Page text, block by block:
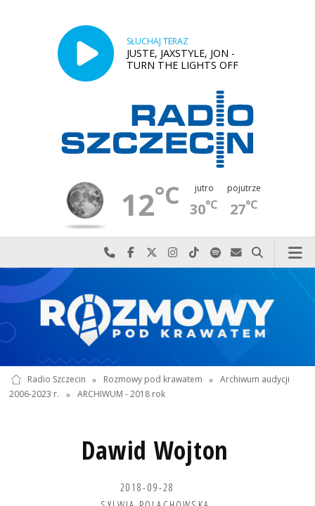
SŁUCHAJ TERAZ
JUSTE, JAXSTYLE, JON -
TURN THE LIGHTS OFF
12°C jutro
30°C
pojutrze
27°C
Najlepiej po prostu do nas zadzwoń
Odwiedź nas na Facebook-u
Odwiedź nas na X
Odwiedź nas na Instagram-ie
Odwiedź nas na TikTok-u
Szukaj nas na Spotify
Wyślij do nas
Szukaj
Radio Szczecin » Rozmowy pod krawatem » Archiwum audycji
2006-2023 r.
» ARCHIWUM - 2018 rok
Dawid Wojton
2018-09-28